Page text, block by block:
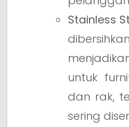
Stainless
untuk
dan rak,
sering